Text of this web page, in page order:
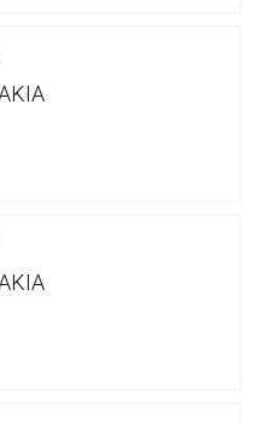
κάτω των 50€
ο χρήστης μέσω
lablanca.gr